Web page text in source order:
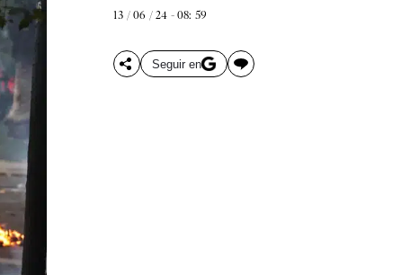
13 / 06 / 24 - 08: 59
Seguir en